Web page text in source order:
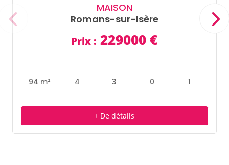
MAISON
Romans-sur-Isère
Prix : 229000€
94 m² 4 3 0 1
+ De détails